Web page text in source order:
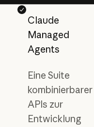
Claude
Managed
Agents
Eine Suite
kombinierbarer
APIs zur
Entwicklung